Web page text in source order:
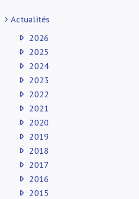
Actualités
2026
2025
2024
2023
2022
2021
2020
2019
2018
2017
2016
2015